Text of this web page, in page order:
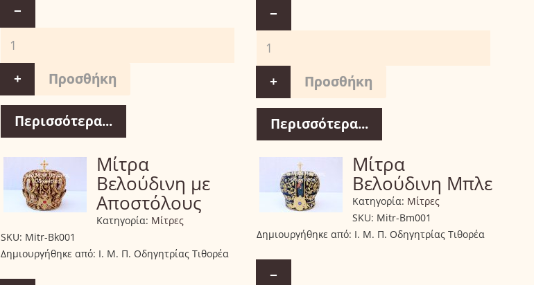
−
+
Περισσότερα...
−
+
Περισσότερα...
Μίτρα
Βελούδινη με
Αποστόλους
Κατηγορία: Μίτρες
SKU: Mitr-Bk001
Δημιουργήθηκε από: Ι. Μ. Π. Οδηγητρίας Τιθορέα
Μίτρα
Βελούδινη Μπλε
Κατηγορία: Μίτρες
SKU: Mitr-Bm001
Δημιουργήθηκε από: Ι. Μ. Π. Οδηγητρίας Τιθορέα
−